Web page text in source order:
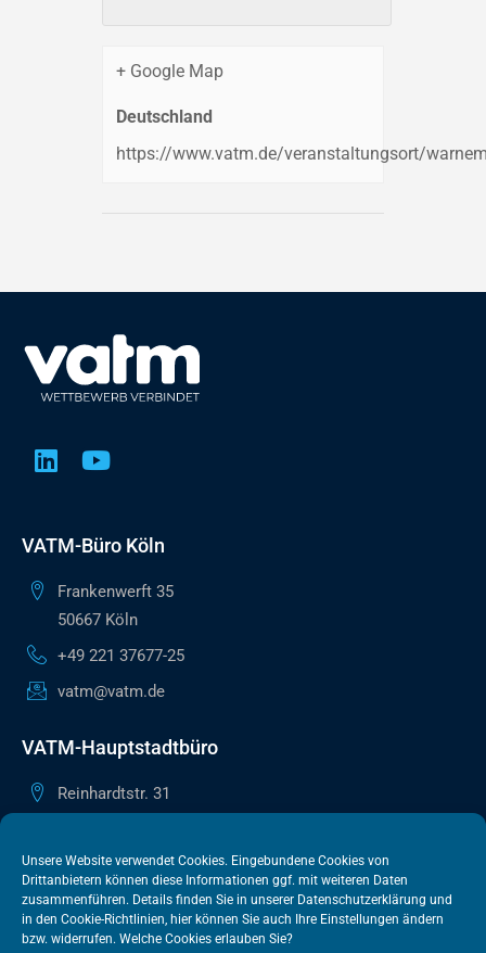
Unsere Website verwendet Cookies. Eingebundene Cookies von
Drittanbietern können diese Informationen ggf. mit weiteren Daten
zusammenführen. Details finden Sie in unserer Datenschutzerklärung und
in den Cookie-Richtlinien, hier können Sie auch Ihre Einstellungen ändern
bzw. widerrufen. Welche Cookies erlauben Sie?
+ Google Map
Deutschland
https://www.vatm.de/veranstaltungsort/
VATM-Büro Köln
Frankenwerft 35
50667 Köln
+49 221 37677-25
vatm@vatm.de
VATM-Hauptstadtbüro
Reinhardtstr. 31
+49 30 505615-38
berlin@vatm.de